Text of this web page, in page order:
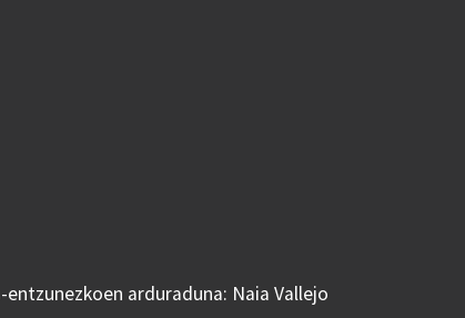
arduraduna: Naia Vallejo